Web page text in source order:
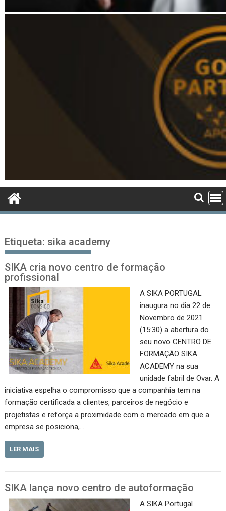
Etiqueta: sika academy
SIKA cria novo centro de formação
profissional
A SIKA PORTUGAL
inaugura no dia 22 de
Novembro de 2021
(15:30) a abertura do
seu novo CENTRO DE
FORMAÇÃO SIKA
ACADEMY na sua
unidade fabril de Ovar. A
iniciativa espelha o compromisso que a companhia tem na
formação certificada a clientes, parceiros de negócio e
projetistas e reforça a proximidade com o mercado em que a
empresa se posiciona,…
LER MAIS
SIKA lança novo centro de autoformação
A SIKA Portugal